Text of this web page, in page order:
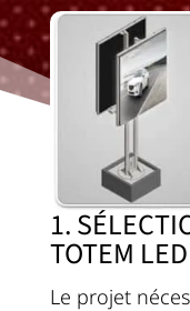
1.
TOTEM
Le projet